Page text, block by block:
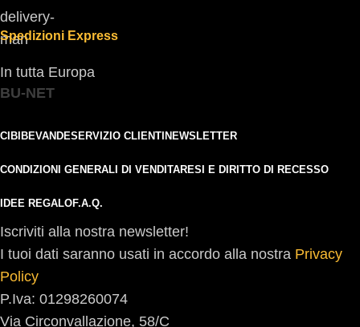
Spedizioni Express
In tutta Europa
BU-NET
CIBI BEVANDESERVIZIO CLIENTI NEWSLETTER
CONDIZIONI GENERALI DI VENDITARESI E DIRITTO DI RECESSO
IDEE REGALOF.A.Q.
Iscriviti alla nostra newsletter!
I tuoi dati saranno usati in accordo alla nostra Privacy
Policy
P.Iva: 01298260074
Via Circonvallazione, 58/C